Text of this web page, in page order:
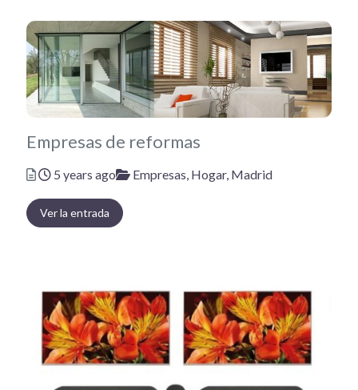
Empresas de reformas
Posted
5 years ago Categories
Empresas, Hogar, Madrid
Ver la entrada